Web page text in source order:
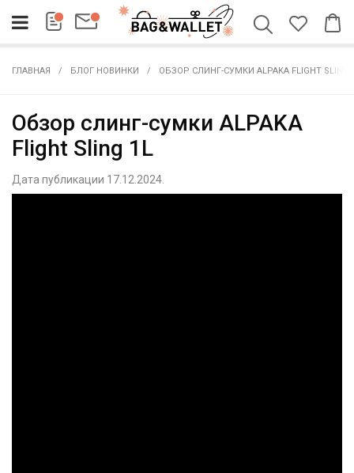
ГЛАВНАЯ БЛОГ НОВИНКИ ОБЗОР СЛИНГ-СУМКИ ALPAKA FLIGHT SLING
Обзор слинг-сумки ALPAKA
Flight Sling 1L
Дата публикации 17.12.2024.